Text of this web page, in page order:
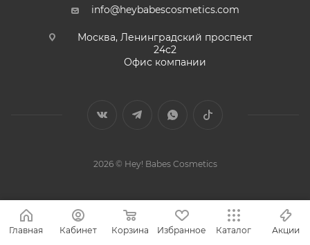
info@heybabescosmetics.com
Москва, Ленинградский проспект
24с2
Офис компании
2026 © Hey! Babes Cosmetics
Главная Кабинет Корзина Избранное Каталог Акции